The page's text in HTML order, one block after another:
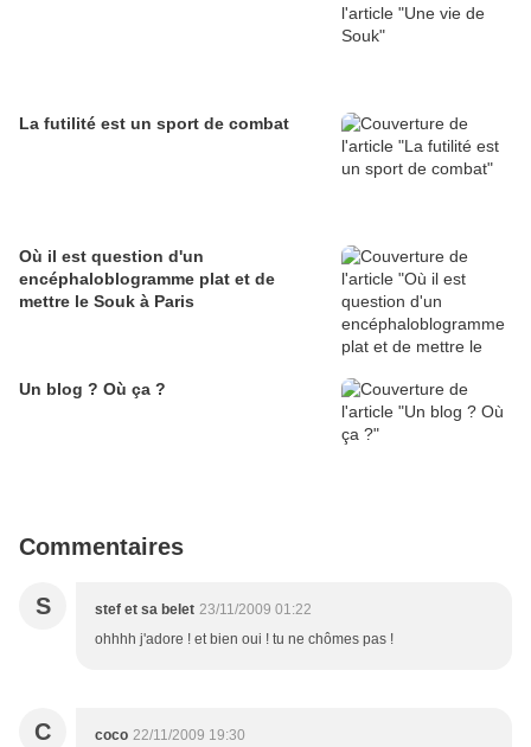
La futilité est un sport de combat
Où il est question d'un
encéphaloblogramme plat et de
mettre le Souk à Paris
Un blog ? Où ça ?
Commentaires
S stef et sa belet 23/11/2009 01:22
ohhhh j'adore ! et bien oui ! tu ne chômes pas !
C coco 22/11/2009 19:30